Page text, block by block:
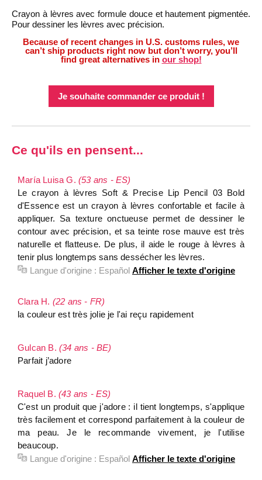
Crayon à lèvres avec formule douce et hautement pigmentée.
Pour dessiner les lèvres avec précision.
Because of recent changes in U.S. customs rules, we
can’t ship products right now but don’t worry, you’ll
find great alternatives in our shop!
Je souhaite commander ce produit !
Ce qu'ils en pensent...
María Luisa G. (53 ans - ES)
Le crayon à lèvres Soft & Precise Lip Pencil 03 Bold
d'Essence est un crayon à lèvres confortable et facile à
appliquer. Sa texture onctueuse permet de dessiner le
contour avec précision, et sa teinte rose mauve est très
naturelle et flatteuse. De plus, il aide le rouge à lèvres à
tenir plus longtemps sans dessécher les lèvres.
Langue d'origine : Español Afficher le texte d'origine
Clara H. (22 ans - FR)
la couleur est très jolie je l'ai reçu rapidement
Gulcan B. (34 ans - BE)
Parfait j’adore
Raquel B. (43 ans - ES)
C'est un produit que j'adore : il tient longtemps, s'applique
très facilement et correspond parfaitement à la couleur de
ma peau. Je le recommande vivement, je l'utilise
beaucoup.
Langue d'origine : Español Afficher le texte d'origine